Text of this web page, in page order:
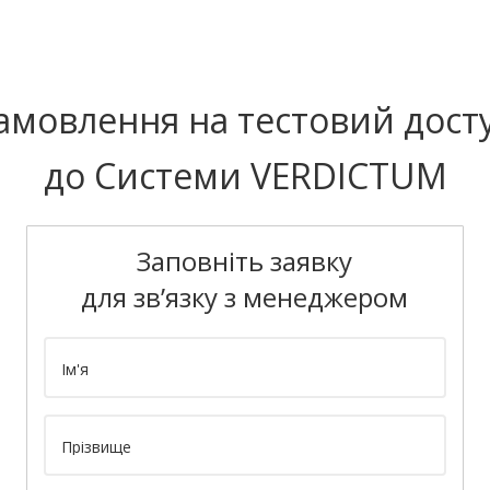
на тестовий
до Системи VERDICTUM
Заповніть заявку
для зв’язку з менеджером